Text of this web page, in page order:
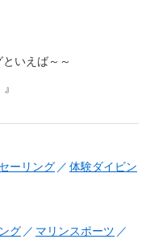
といえば～～
』
ーリング
体験ダイビン
グ
マリンスポーツ